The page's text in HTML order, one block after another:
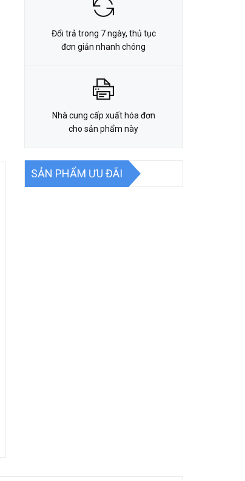
Đổi trả trong 7 ngày, thủ tục
đơn giản nhanh chóng
Nhà cung cấp xuất hóa đơn
cho sản phẩm này
SẢN PHẨM ƯU ĐÃI